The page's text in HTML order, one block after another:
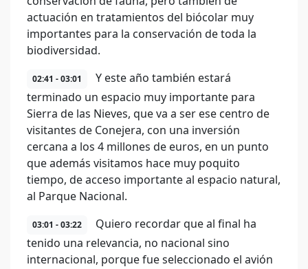
actuación en tratamientos del biócolar muy
importantes para la conservación de toda la
biodiversidad.
02:41 - 03:01
Y este año también estará
terminado un espacio muy importante para
Sierra de las Nieves, que va a ser ese centro de
visitantes de Conejera, con una inversión
cercana a los 4 millones de euros, en un punto
que además visitamos hace muy poquito
tiempo, de acceso importante al espacio natural,
al Parque Nacional.
03:01 - 03:22
Quiero recordar que al final ha
tenido una relevancia, no nacional sino
internacional, porque fue seleccionado el avión